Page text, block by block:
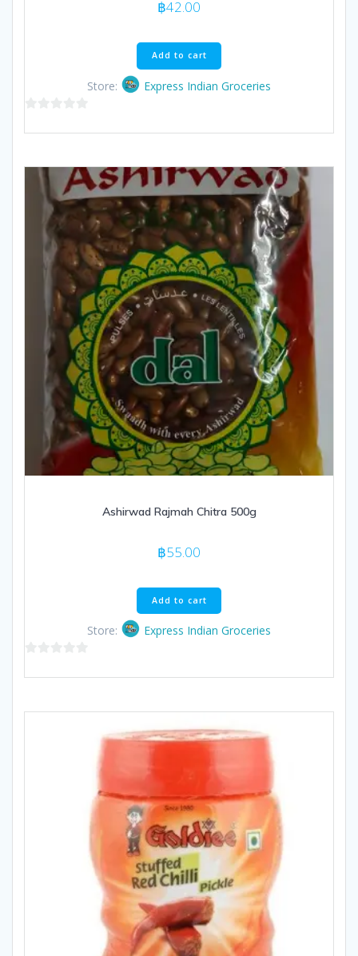
฿42.00
Add to cart
Store: Express Indian Groceries
Ashirwad Rajmah Chitra 500g
฿55.00
Add to cart
Store: Express Indian Groceries